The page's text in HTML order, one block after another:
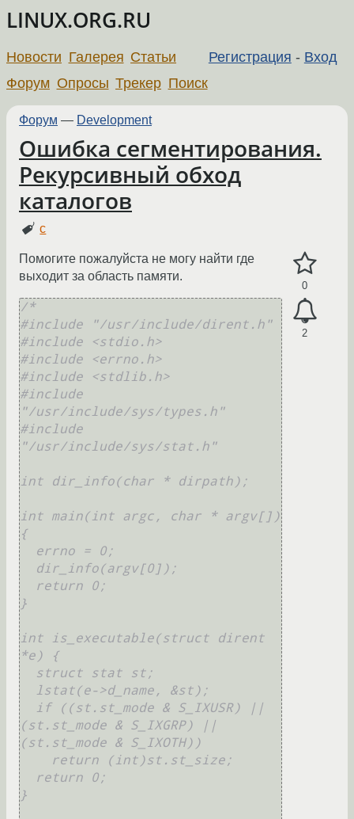
LINUX.ORG.RU
Регистрация - Вход
Новости Галерея Статьи
Форум Опросы Трекер Поиск
Форум — Development
Ошибка сегментирования.
Рекурсивный обход
каталогов
c
0
2
Помогите пожалуйста не могу найти где
выходит за область памяти.
/*
#include "/usr/include/dirent.h"
#include <stdio.h>
#include <errno.h>
#include <stdlib.h>
#include
"/usr/include/sys/types.h"
#include
"/usr/include/sys/stat.h"
int dir_info(char * dirpath);
int main(int argc, char * argv[])
{
}
int is_executable(struct dirent
*e) {
(st.st_mode & S_IXGRP) ||
(st.st_mode & S_IXOTH))
}